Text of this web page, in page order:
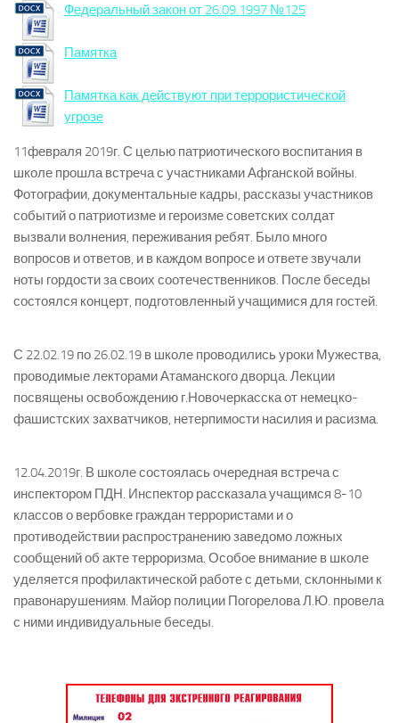
Федеральный закон от 26.09.1997 №125
Памятка
Памятка как действуют при террористической
угрозе
11февраля 2019г. С целью патриотического воспитания в
школе прошла встреча с участниками Афганской войны.
Фотографии, документальные кадры, рассказы участников
событий о патриотизме и героизме советских солдат
вызвали волнения, переживания ребят. Было много
вопросов и ответов, и в каждом вопросе и ответе звучали
ноты гордости за своих соотечественников. После беседы
состоялся концерт, подготовленный учащимися для гостей.
С 22.02.19 по 26.02.19 в школе проводились уроки Мужества,
проводимые лекторами Атаманского дворца. Лекции
посвящены освобождению г.Новочеркасска от немецко-
фашистских захватчиков, нетерпимости насилия и расизма.
12.04.2019г. В школе состоялась очередная встреча с
инспектором ПДН. Инспектор рассказала учащимся 8-10
классов о вербовке граждан террористами и о
противодействии распространению заведомо ложных
сообщений об акте терроризма. Особое внимание в школе
уделяется профилактической работе с детьми, склонными к
правонарушениям. Майор полиции Погорелова Л.Ю. провела
с ними индивидуальные беседы.